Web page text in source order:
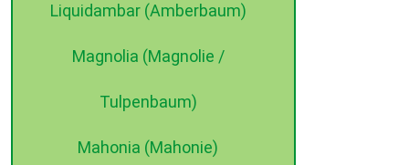
Liquidambar (Amberbaum)
Magnolia (Magnolie /
Tulpenbaum)
Mahonia (Mahonie)